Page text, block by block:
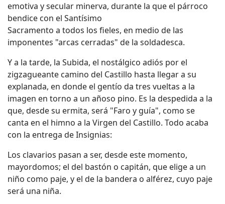
emotiva y secular minerva, durante la que el párroco
bendice con el Santísimo
Sacramento a todos los fieles, en medio de las
imponentes "arcas cerradas" de la soldadesca.
Y a la tarde, la Subida, el nostálgico adiós por el
zigzagueante camino del Castillo hasta llegar a su
explanada, en donde el gentío da tres vueltas a la
imagen en torno a un añoso pino. Es la despedida a la
que, desde su ermita, será "Faro y guía", como se
canta en el himno a la Virgen del Castillo. Todo acaba
con la entrega de Insignias:
Los clavarios pasan a ser, desde este momento,
mayordomos; el del bastón o capitán, que elige a un
niño como paje, y el de la bandera o alférez, cuyo paje
será una niña.